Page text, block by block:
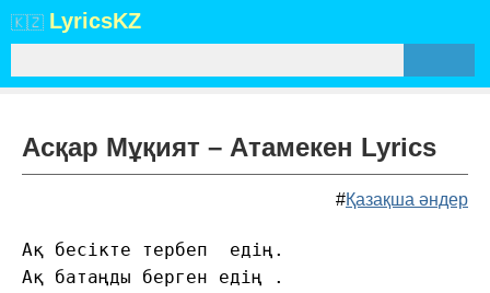
🇰🇿 LyricsKZ
Асқар Мұқият – Атамекен Lyrics
#Қазақша әндер
Ақ бесікте тербеп  едің.
Ақ батаңды берген едің .